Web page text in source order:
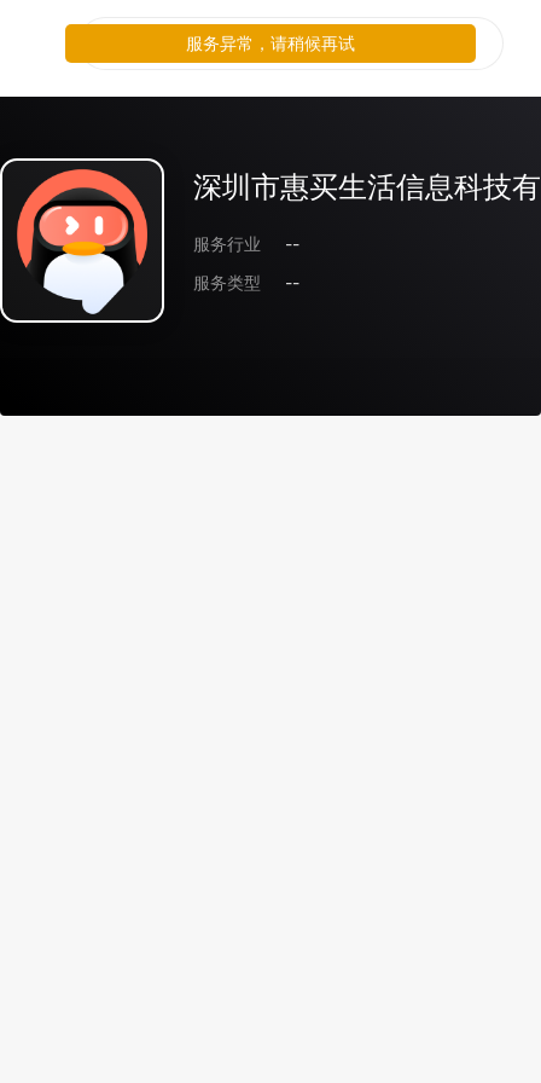
深圳市惠买生活信息科技
服务行业
--
服务类型
--
服务异常，请稍候再试